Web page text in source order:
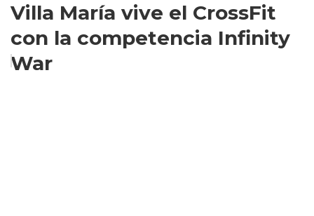
Villa María vive el CrossFit
con la competencia Infinity
War